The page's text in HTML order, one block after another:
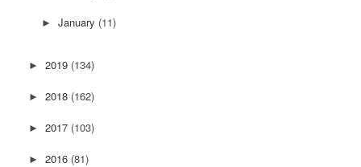
► January (11)
► 2019 (134)
► 2018 (162)
► 2017 (103)
► 2016 (81)